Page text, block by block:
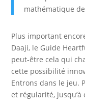
mathématique
Plus important
Daaji, le Guide
peut-être cela qui
cette possibilité
Entrons dans le jeu.
et régularité,